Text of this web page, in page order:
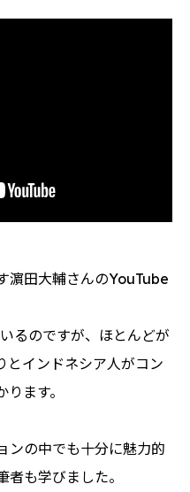
濵田大輔さんのYouTube
るのですが、ほとんどが
とインドネシア人がコン
ます。
ンの中でも十分に魅力的
も学びました。